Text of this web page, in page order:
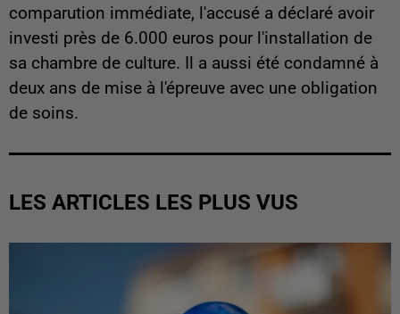
comparution immédiate, l'accusé a déclaré avoir
investi près de 6.000 euros pour l'installation de
sa chambre de culture. Il a aussi été condamné à
deux ans de mise à l'épreuve avec une obligation
de soins.
LES ARTICLES LES PLUS VUS